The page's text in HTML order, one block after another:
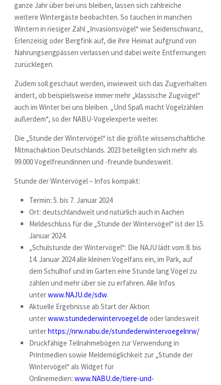
ganze Jahr über bei uns bleiben, lassen sich zahlreiche
weitere Wintergäste beobachten. So tauchen in manchen
Wintern in riesiger Zahl „Invasionsvögel“ wie Seidenschwanz,
Erlenzeisig oder Bergfink auf, die ihre Heimat aufgrund von
Nahrungsengpässen verlassen und dabei weite Entfernungen
zurücklegen.
Zudem soll geschaut werden, inwieweit sich das Zugverhalten
ändert, ob beispielsweise immer mehr „klassische Zugvögel“
auch im Winter bei uns bleiben. „Und Spaß macht Vogelzählen
außerdem“, so der NABU-Vogelexperte weiter.
Die „Stunde der Wintervögel“ ist die größte wissenschaftliche
Mitmachaktion Deutschlands. 2023 beteiligten sich mehr als
99.000 Vogelfreundinnen und -freunde bundesweit.
Stunde der Wintervögel – Infos kompakt:
Termin: 5. bis 7. Januar 2024
Ort: deutschlandweit und natürlich auch in Aachen
Meldeschluss für die „Stunde der Wintervögel“ ist der 15.
Januar 2024.
„Schulstunde der Wintervögel“: Die NAJU lädt vom 8. bis
14. Januar 2024 alle kleinen Vogelfans ein, im Park, auf
dem Schulhof und im Garten eine Stunde lang Vögel zu
zählen und mehr über sie zu erfahren. Alle Infos
unterwww.NAJU.de/sdw.
Aktuelle Ergebnisse ab Start der Aktion
unterwww.stundederwintervoegel.de oder landesweit
unterhttps://nrw.nabu.de/stundederwintervoegelnrw/
Druckfähige Teilnahmebögen zur Verwendung in
Printmedien sowie Meldemöglichkeit zur „Stunde der
Wintervögel“ als Widget für
Onlinemedien: www.NABU.de/tiere-und-